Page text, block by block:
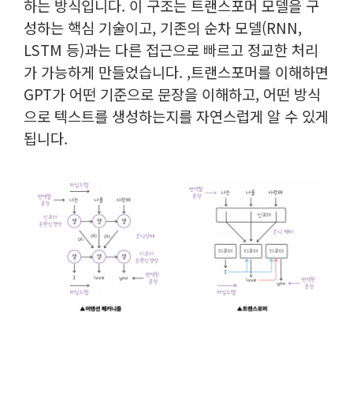
하는 방식입니다. 이 구조는 트랜스포머 모델을 구
성하는 핵심 기술이고, 기존의 순차 모델(RNN,
LSTM 등)과는 다른 접근으로 빠르고 정교한 처리
가 가능하게 만들었습니다. ,트랜스포머를 이해하면
GPT가 어떤 기준으로 문장을 이해하고, 어떤 방식
으로 텍스트를 생성하는지를 자연스럽게 알 수 있게
됩니다.